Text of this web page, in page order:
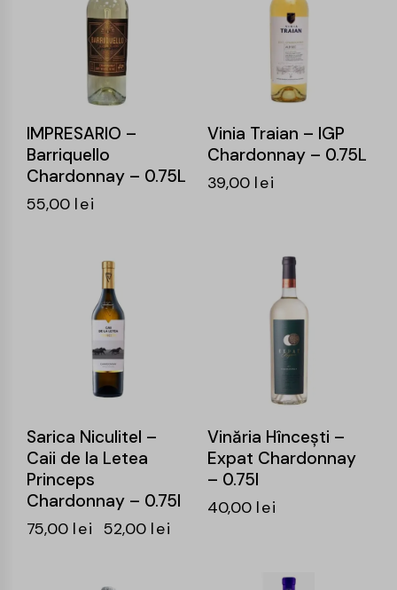
IMPRESARIO –
Barriquello
Chardonnay – 0.75L
55,00 lei
Vinia Traian – IGP
Chardonnay – 0.75L
39,00 lei
Sarica Niculitel –
Caii de la Letea
Princeps
Chardonnay – 0.75l
75,00 lei 52,00 lei
Vinăria Hîncești –
Expat Chardonnay
– 0.75l
40,00 lei